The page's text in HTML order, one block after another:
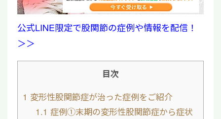
公式LINE限定で股関節の症例や情報を配信！
＞＞
目次
1 変形性股関節症が治った症例をご紹介
1.1 症例①末期の変形性股関節症から症状